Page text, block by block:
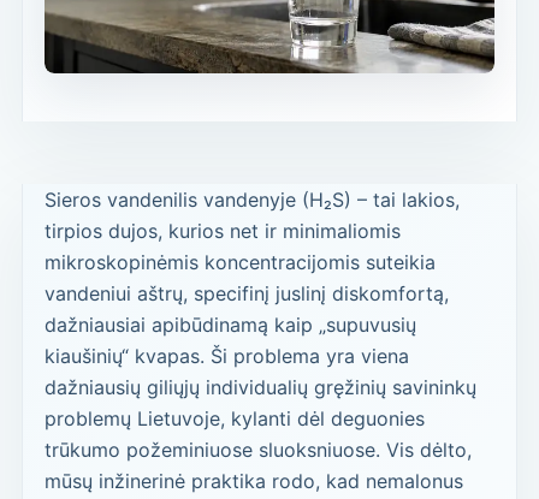
Sieros vandenilis vandenyje (H₂S) – tai lakios,
tirpios dujos, kurios net ir minimaliomis
mikroskopinėmis koncentracijomis suteikia
vandeniui aštrų, specifinį juslinį diskomfortą,
dažniausiai apibūdinamą kaip „supuvusių
kiaušinių“ kvapas. Ši problema yra viena
dažniausių giliųjų individualių gręžinių savininkų
problemų Lietuvoje, kylanti dėl deguonies
trūkumo požeminiuose sluoksniuose. Vis dėlto,
mūsų inžinerinė praktika rodo, kad nemalonus